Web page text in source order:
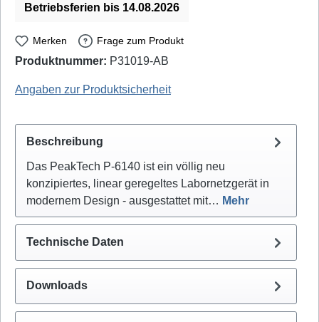
Betriebsferien bis 14.08.2026
Merken Frage zum Produkt
Produktnummer: P31019-AB
Angaben zur Produktsicherheit
Beschreibung
Das PeakTech P-6140 ist ein völlig neu
konzipiertes, linear geregeltes Labornetzgerät in
modernem Design - ausgestattet mit… Mehr
Technische Daten
Downloads